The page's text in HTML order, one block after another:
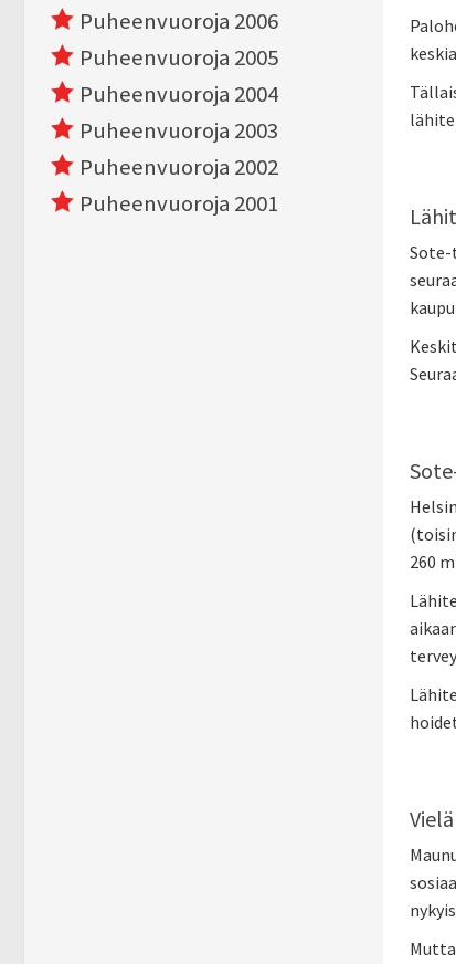
Sote-
260
Puheenvuoroja 2006
Puheenvuoroja 2005
Puheenvuoroja 2004
Puheenvuoroja 2003
Puheenvuoroja 2002
Puheenvuoroja 2001